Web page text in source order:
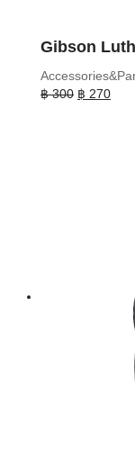
Gibson
฿300 Original
฿ 270